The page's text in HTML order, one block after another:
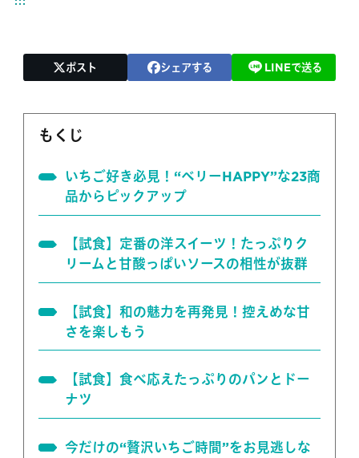
ポスト シェアする LINEで送る
もくじ
いちご好き必見！“ベリーHAPPY”な23商
品からピックアップ
【試食】定番の洋スイーツ！たっぷりク
リームと甘酸っぱいソースの相性が抜群
【試食】和の魅力を再発見！控えめな甘
さを楽しもう
【試食】食べ応えたっぷりのパンとドー
ナツ
今だけの“贅沢いちご時間”をお見逃しな